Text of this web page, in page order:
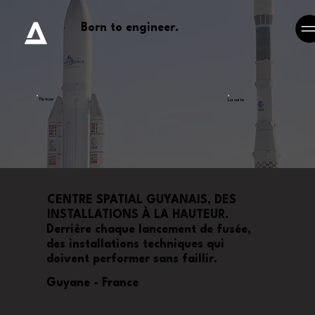
Born to engineer.
Retour La suite
CENTRE SPATIAL GUYANAIS, DES
INSTALLATIONS À LA HAUTEUR.
Derrière chaque lancement de fusée,
des installations techniques qui
doivent performer sans faillir.
Guyane - France